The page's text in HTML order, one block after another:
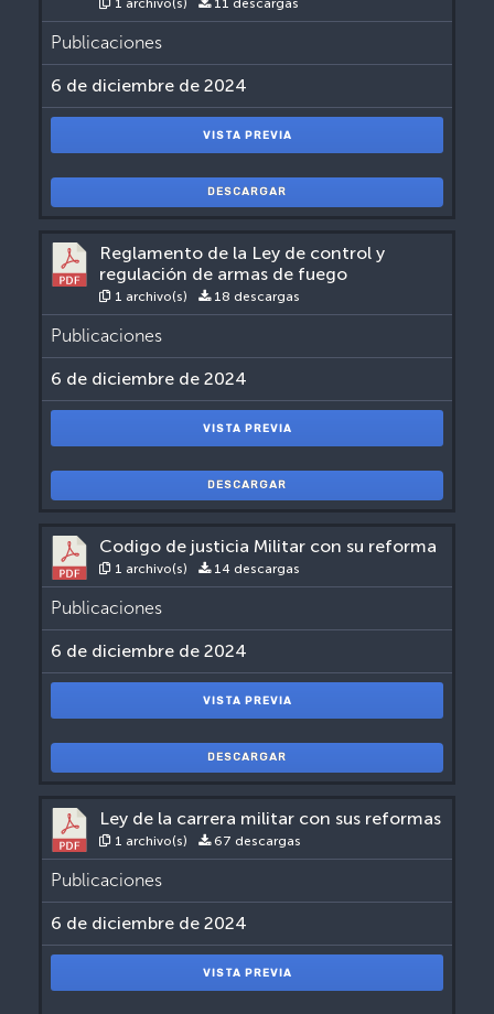
1 archivo(s) 11 descargas
Publicaciones
6 de diciembre de 2024
VISTA PREVIA
DESCARGAR
Reglamento de la Ley de control y
regulación de armas de fuego
1 archivo(s) 18 descargas
Publicaciones
6 de diciembre de 2024
VISTA PREVIA
DESCARGAR
Codigo de justicia Militar con su reforma
1 archivo(s) 14 descargas
Publicaciones
6 de diciembre de 2024
VISTA PREVIA
DESCARGAR
Ley de la carrera militar con sus reformas
1 archivo(s) 67 descargas
Publicaciones
6 de diciembre de 2024
VISTA PREVIA